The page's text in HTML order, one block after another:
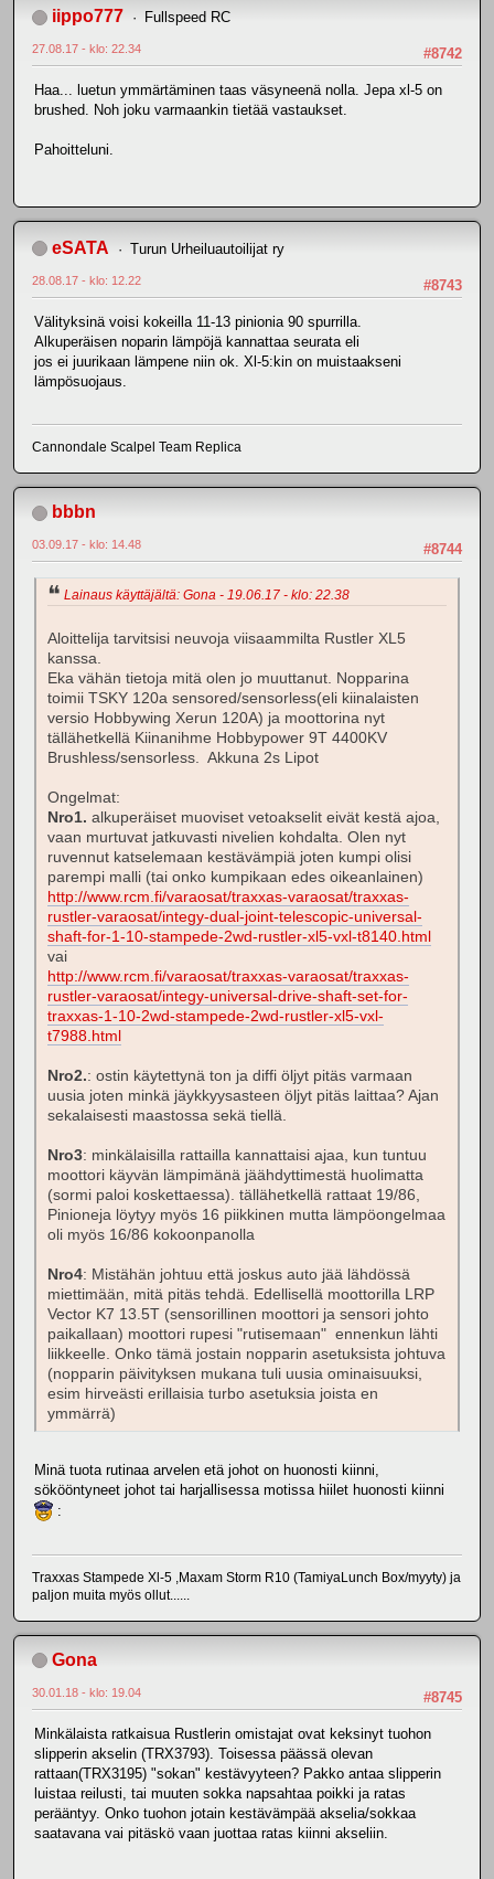
iippo777 Fullspeed RC
#8742
27.08.17 - klo: 22.34
Haa... luetun ymmärtäminen taas väsyneenä nolla. Jepa xl-5 on
brushed. Noh joku varmaankin tietää vastaukset.
Pahoitteluni.
eSATA Turun Urheiluautoilijat ry
#8743
28.08.17 - klo: 12.22
Välityksinä voisi kokeilla 11-13 pinionia 90 spurrilla.
Alkuperäisen noparin lämpöjä kannattaa seurata eli
jos ei juurikaan lämpene niin ok. Xl-5:kin on muistaakseni
lämpösuojaus.
Cannondale Scalpel Team Replica
bbbn
#8744
03.09.17 - klo: 14.48
Lainaus käyttäjältä: Gona - 19.06.17 - klo: 22.38
Aloittelija tarvitsisi neuvoja viisaammilta Rustler XL5
kanssa.
Eka vähän tietoja mitä olen jo muuttanut. Nopparina
toimii TSKY 120a sensored/sensorless(eli kiinalaisten
versio Hobbywing Xerun 120A) ja moottorina nyt
tällähetkellä Kiinanihme Hobbypower 9T 4400KV
Brushless/sensorless. Akkuna 2s Lipot
Ongelmat:
Nro1. alkuperäiset muoviset vetoakselit eivät kestä ajoa,
vaan murtuvat jatkuvasti nivelien kohdalta. Olen nyt
ruvennut katselemaan kestävämpiä joten kumpi olisi
parempi malli (tai onko kumpikaan edes oikeanlainen)
http://www.rcm.fi/varaosat/traxxas-varaosat/traxxas-
rustler-varaosat/integy-dual-joint-telescopic-universal-
shaft-for-1-10-stampede-2wd-rustler-xl5-vxl-t8140.html
vai
http://www.rcm.fi/varaosat/traxxas-varaosat/traxxas-
rustler-varaosat/integy-universal-drive-shaft-set-for-
traxxas-1-10-2wd-stampede-2wd-rustler-xl5-vxl-
t7988.html
Nro2.: ostin käytettynä ton ja diffi öljyt pitäs varmaan
uusia joten minkä jäykkyysasteen öljyt pitäs laittaa? Ajan
sekalaisesti maastossa sekä tiellä.
Nro3: minkälaisilla rattailla kannattaisi ajaa, kun tuntuu
moottori käyvän lämpimänä jäähdyttimestä huolimatta
(sormi paloi koskettaessa). tällähetkellä rattaat 19/86,
Pinioneja löytyy myös 16 piikkinen mutta lämpöongelmaa
oli myös 16/86 kokoonpanolla
Nro4: Mistähän johtuu että joskus auto jää lähdössä
miettimään, mitä pitäs tehdä. Edellisellä moottorilla LRP
Vector K7 13.5T (sensorillinen moottori ja sensori johto
paikallaan) moottori rupesi "rutisemaan" ennenkun lähti
liikkeelle. Onko tämä jostain nopparin asetuksista johtuva
(nopparin päivityksen mukana tuli uusia ominaisuuksi,
esim hirveästi erillaisia turbo asetuksia joista en
ymmärrä)
Minä tuota rutinaa arvelen etä johot on huonosti kiinni,
sökööntyneet johot tai harjallisessa motissa hiilet huonosti kiinni
:
Traxxas Stampede Xl-5 ,Maxam Storm R10 (TamiyaLunch Box/myyty) ja
paljon muita myös ollut......
Gona
#8745
30.01.18 - klo: 19.04
Minkälaista ratkaisua Rustlerin omistajat ovat keksinyt tuohon
slipperin akselin (TRX3793). Toisessa päässä olevan
rattaan(TRX3195) "sokan" kestävyyteen? Pakko antaa slipperin
luistaa reilusti, tai muuten sokka napsahtaa poikki ja ratas
perääntyy. Onko tuohon jotain kestävämpää akselia/sokkaa
saatavana vai pitäskö vaan juottaa ratas kiinni akseliin.